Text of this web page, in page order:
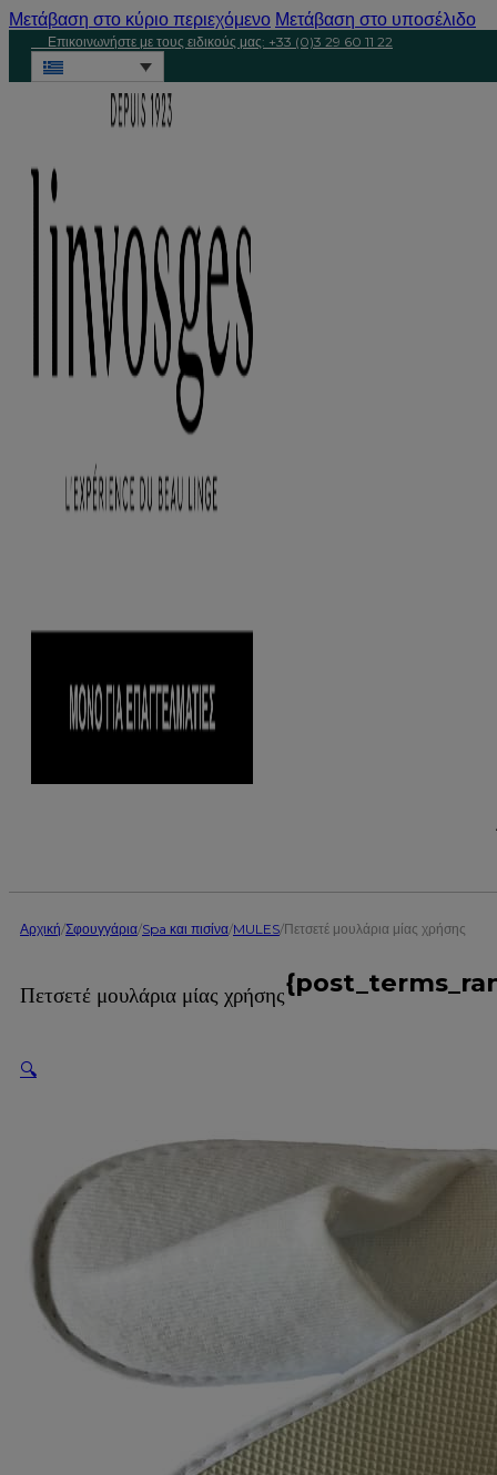
Μετάβαση στο κύριο περιεχόμενο Μετάβαση στο υποσέλιδο
Επικοινωνήστε με τους ειδικούς μας: +33 (0)3 29 60 11 22
Αρχική/Σφουγγάρια/Spa και πισίνα/MULES/Πετσετέ μουλάρια μίας χρήσης
Πετσετέ μουλάρια μίας χρήσης
🔍